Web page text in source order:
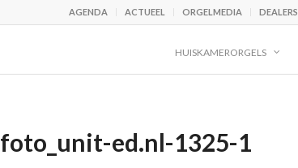
AGENDA ACTUEEL ORGELMEDIA DEALERS
HUISKAMERORGELS
foto_unit-ed.nl-1325-1